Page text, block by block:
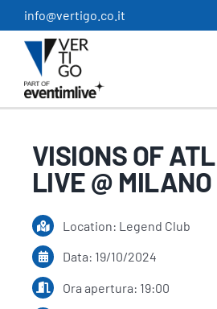
Salta
al
contenuto
info@vertigo.co.it
VISIONS OF
LIVE @ MILANO
Location: Legend Club
Data: 19/10/2024
Ora apertura: 19:00